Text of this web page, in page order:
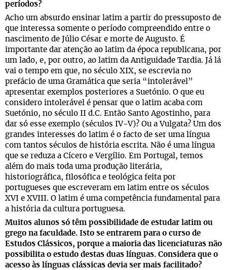
períodos?
Acho um absurdo ensinar latim a partir do pressuposto de
que interessa somente o período compreendido entre o
nascimento de Júlio César e morte de Augusto. É
importante dar atenção ao latim da época republicana, por
um lado, e, por outro, ao latim da Antiguidade Tardia. Já lá
vai o tempo em que, no século XIX, se escrevia no
prefácio de uma Gramática que seria “intolerável”
apresentar exemplos posteriores a Suetónio. O que eu
considero intolerável é pensar que o latim acaba com
Suetónio, no século II d.C. Então Santo Agostinho, para
dar só esse exemplo (séculos IV-V)? Ou a Vulgata? Um dos
grandes interesses do latim é o facto de ser uma língua
com tantos séculos de história escrita. Não é uma língua
que se reduza a Cícero e Vergílio. Em Portugal, temos
além do mais toda uma produção literária,
historiográfica, filosófica e teológica feita por
portugueses que escreveram em latim entre os séculos
XVI e XVIII. O latim é uma competência fundamental para
a história da cultura portuguesa.
Muitos alunos só têm possibilidade de estudar latim ou
grego na faculdade. Isto se entrarem para o curso de
Estudos Clássicos, porque a maioria das licenciaturas não
possibilita o estudo destas duas línguas. Considera que o
acesso às línguas clássicas devia ser mais facilitado?